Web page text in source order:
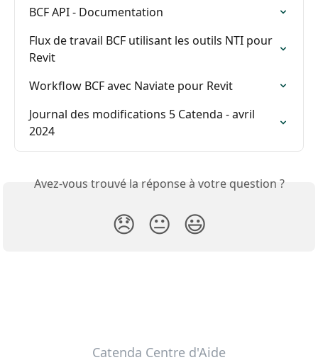
BCF API - Documentation
Flux de travail BCF utilisant les outils NTI pour
Revit
Workflow BCF avec Naviate pour Revit
Journal des modifications 5 Catenda - avril
2024
Avez-vous trouvé la réponse à votre question ?
😞 😐 😃
Catenda Centre d'Aide